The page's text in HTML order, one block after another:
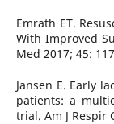
Emrath ET.
With Improved
Med 2017; 45:
Jansen E. Early
patients: a
trial. Am J Respir